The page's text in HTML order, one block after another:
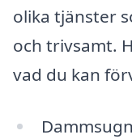
olika tjänster
och trivsamt.
vad du kan